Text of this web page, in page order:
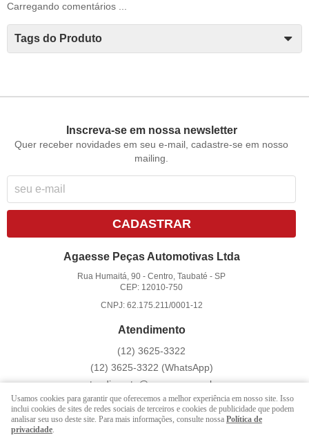
Carregando comentários ...
Tags do Produto
Inscreva-se em nossa newsletter
Quer receber novidades em seu e-mail, cadastre-se em nosso
mailing.
CADASTRAR
Agaesse Peças Automotivas Ltda
Rua Humaitá, 90 -Centro, Taubaté -SP
CEP: 12010-750
CNPJ: 62.175.211/0001-12
Atendimento
(12) 3625-3322
(12) 3625-3322 (WhatsApp)
atendimento@agaesse.com.br
LOJA VIRTUAL CRIADA POR
Usamos cookies para garantir que oferecemos a melhor experiência em nosso site. Isso
inclui cookies de sites de redes sociais de terceiros e cookies de publicidade que podem
analisar seu uso deste site. Para mais informações, consulte nossa Política de
privacidade.